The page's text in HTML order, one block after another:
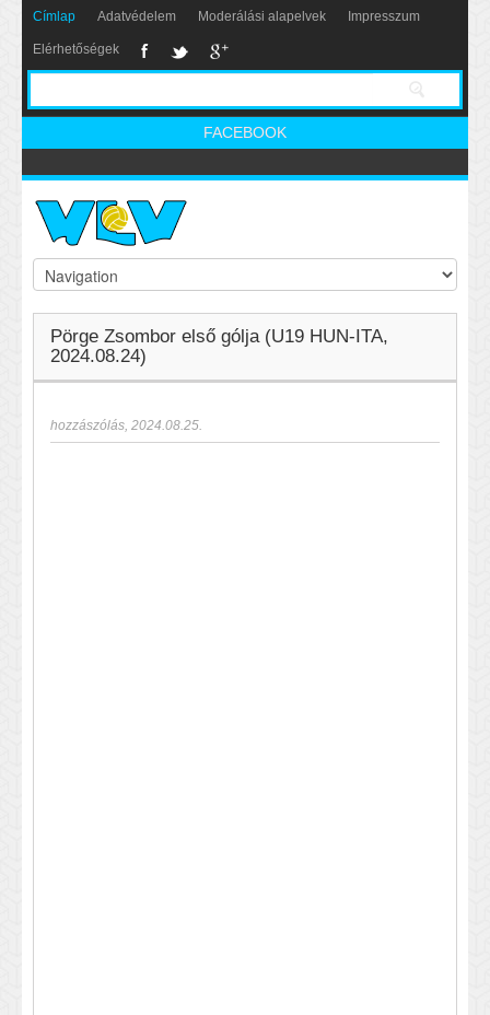
Címlap Adatvédelem Moderálási alapelvek Impresszum
Elérhetőségek
FACEBOOK
Pörge Zsombor első gólja (U19 HUN-ITA,
2024.08.24)
hozzászólás, 2024.08.25.